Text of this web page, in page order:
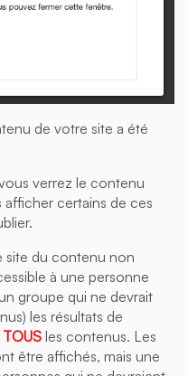
de votre site a été
verrez le contenu
afficher certains de ces
site du contenu non
à une personne
groupe qui ne devrait
les résultats de
TOUS les contenus. Les
être affichés, mais une